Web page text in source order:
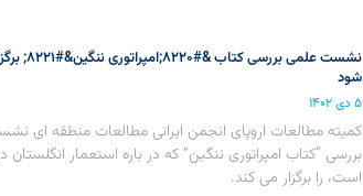
نشست علمی بررسی کتاب
شود
۵ دی ۱۴۰۲
کمیته مطالعات اروپای انجمن ایرانی مطالعات منطقه ای
بررسی “کتاب امپراتوری ننگین” که در باره استعمار انگلستان
است، را برگزار می کند.